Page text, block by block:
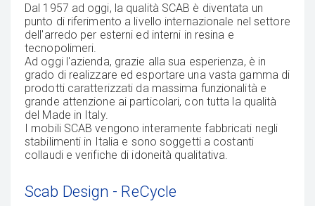
Dal 1957 ad oggi, la qualità SCAB è diventata un
punto di riferimento a livello internazionale nel settore
dell'arredo per esterni ed interni in resina e
tecnopolimeri.
Ad oggi l'azienda, grazie alla sua esperienza, è in
grado di realizzare ed esportare una vasta gamma di
prodotti caratterizzati da massima funzionalità e
grande attenzione ai particolari, con tutta la qualità
del Made in Italy.
I mobili SCAB vengono interamente fabbricati negli
stabilimenti in Italia e sono soggetti a costanti
collaudi e verifiche di idoneità qualitativa.
Scab Design - ReCycle